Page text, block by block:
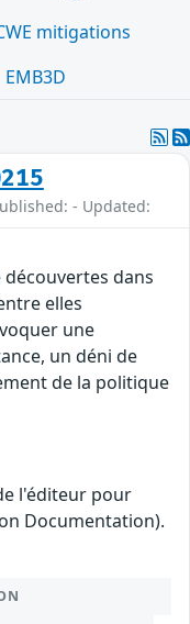
mitigations
EMB3D
- Updated:
dans
elles
une
un déni de
de la politique
l'éditeur pour
Documentation).